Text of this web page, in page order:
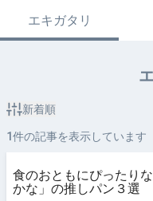
エキガタリ
新着順
1件の記事を表示しています
食のおともにぴったり
かな」の推しパン３選